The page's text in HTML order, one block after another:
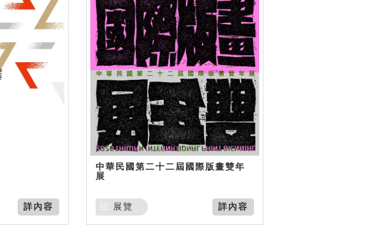
詳內容
中華民國第二十二屆國際版畫雙年
展
詳內容
展覽